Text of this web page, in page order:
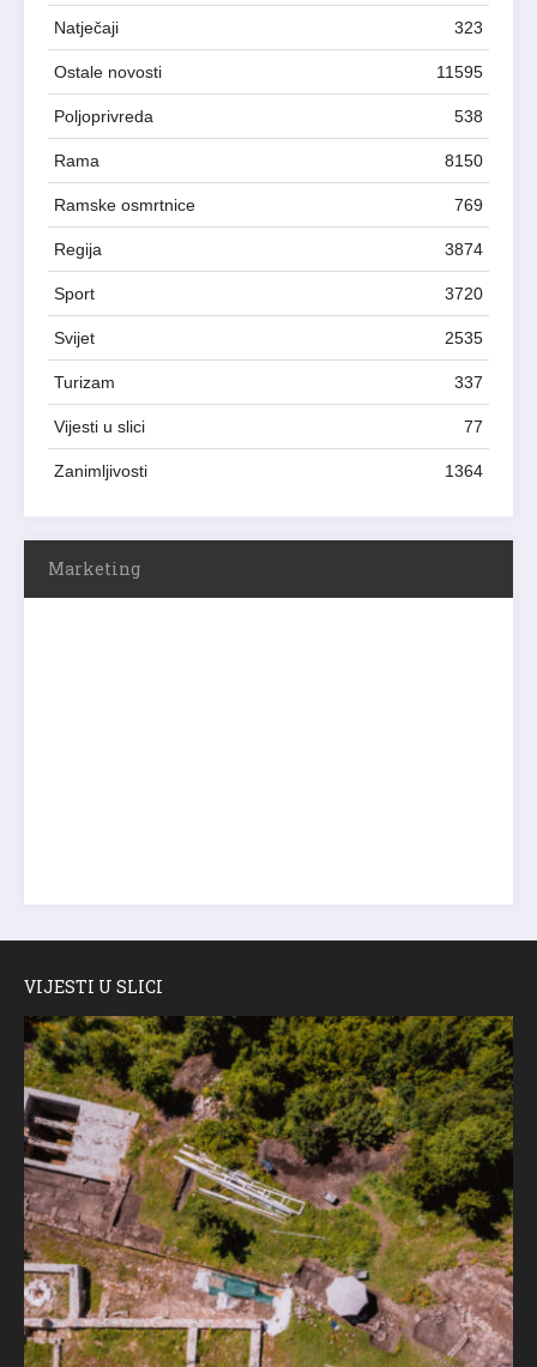
Natječaji 323
Ostale novosti 11595
Poljoprivreda 538
Rama 8150
Ramske osmrtnice 769
Regija 3874
Sport 3720
Svijet 2535
Turizam 337
Vijesti u slici 77
Zanimljivosti 1364
Marketing
VIJESTI U SLICI